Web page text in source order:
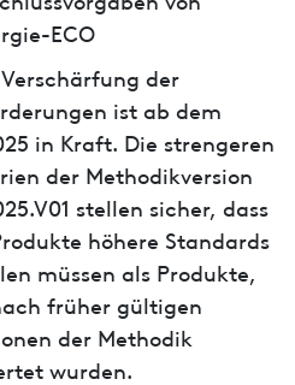
ECO
der
ist ab dem
in Kraft. Die strengeren
der Methodikversion
stellen sicher, dass
höhere Standards
müssen als Produkte,
früher gültigen
der Methodik
wurden.